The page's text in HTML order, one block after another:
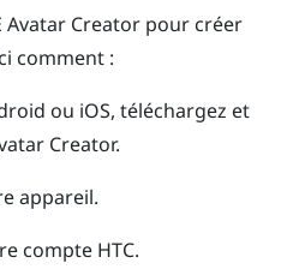
Avatar Creator pour créer
comment :
ou iOS, téléchargez et
Creator.
appareil.
compte HTC.